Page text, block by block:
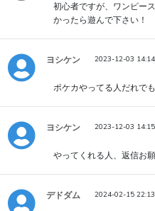
初心者ですが、ワンピー
かったら遊んで下さい！
ヨシケン 2023-12-03
ポケカやってる人だれで
ヨシケン 2023-12-03
やってくれる人、返信お
デドダム 2024-02-15